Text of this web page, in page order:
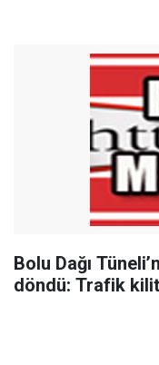
Bolu Dağı
döndü: Trafik